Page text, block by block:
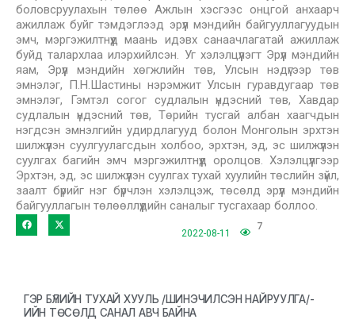
боловсруулахын төлөө Ажлын хэсгээс онцгой анхаарч
ажиллаж буйг тэмдэглээд эрүүл мэндийн байгууллагуудын
эмч, мэргэжилтнүүд маань идэвх санаачлагатай ажиллаж
буйд талархлаа илэрхийлсэн. Уг хэлэлцүүлэгт Эрүүл мэндийн
яам, Эрүүл мэндийн хөгжлийн төв, Улсын нэдүгээр төв
эмнэлэг, П.Н.Шастины нэрэмжит Улсын гуравдугаар төв
эмнэлэг, Гэмтэл согог судлалын үндэсний төв, Хавдар
судлалын үндэсний төв, Төрийн тусгай албан хаагчдын
нэгдсэн эмнэлгийн удирдлагууд болон Монголын эрхтэн
шилжүүлэн суулгуулагсдын холбоо, эрхтэн, эд, эс шилжүүлэн
суулгах багийн эмч мэргэжилтнүүд оролцов. Хэлэлцүүлгээр
Эрхтэн, эд, эс шилжүүлэн суулгах тухай хуулийн төслийн зүйл,
заалт бүрийг нэг бүрчлэн хэлэлцэж, төсөлд эрүүл мэндийн
байгууллагын төлөөллүүдийн саналыг тусгахаар боллоо.
2022-08-11
7
ГЭР БҮЛИЙН ТУХАЙ ХУУЛЬ /ШИНЭЧИЛСЭН НАЙРУУЛГА/-
ИЙН ТӨСӨЛД САНАЛ АВЧ БАЙНА